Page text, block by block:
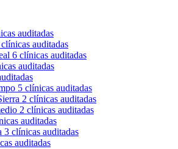
auditadas
auditadas
6 clínicas auditadas
auditadas
5 clínicas auditadas
2 clínicas auditadas
2 clínicas auditadas
auditadas
3 clínicas auditadas
auditadas